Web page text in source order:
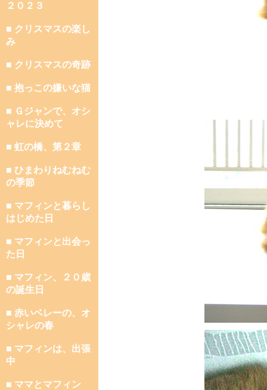
２０２３
■ クリスマスの楽し
み
■ クリスマスの奇跡
■ 抱っこの嫌いな猫
■ Ｇジャンで、オシ
ャレに決めて
■ 虹の橋、第２章
■ ひまわりねむねむ
の季節
■ マフィンと暮らし
はじめた日
■ マフィンと出会っ
た日
■ マフィン、２０歳
の誕生日
■ 赤いベレーの、オ
シャレの春
■ マフィンは、出張
中
■ ママとマフィン